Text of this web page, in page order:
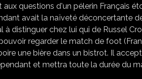
questions d'un pélerin Français
avait la naïveté déconcertante
à distinguer chez lui qui de Russel
regarder le match de foot
une bière dans un bistrot. Il
et mettra toute la durée du